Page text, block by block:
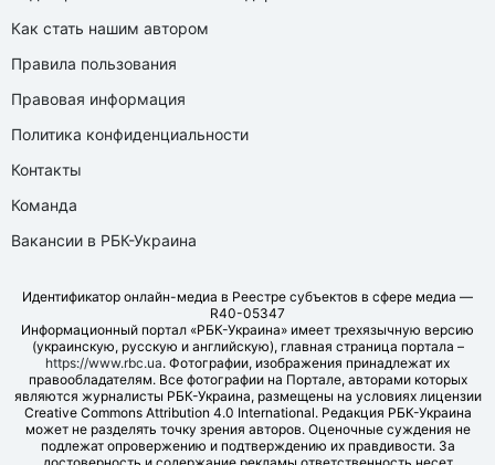
Как стать нашим автором
Правила пользования
Правовая информация
Политика конфиденциальности
Контакты
Команда
Вакансии в РБК-Украина
Идентификатор онлайн-медиа в Реестре субъектов в сфере медиа —
R40-05347
Информационный портал «РБК-Украина» имеет трехязычную версию
(украинскую, русскую и английскую), главная страница портала –
https://www.rbc.ua. Фотографии, изображения принадлежат их
правообладателям. Все фотографии на Портале, авторами которых
являются журналисты РБК-Украина, размещены на условиях лицензии
Creative Commons Attribution 4.0 International. Редакция РБК-Украина
может не разделять точку зрения авторов. Оценочные суждения не
подлежат опровержению и подтверждению их правдивости. За